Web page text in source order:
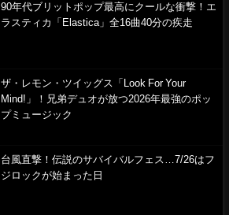
90年代ブリットポップ最高にクールな衝撃！エ
ラスティカ「Elastica」全16曲40分の疾走
ザ・レモン・ツイッグス「Look For Your
Mind!」！兄弟デュオが放つ2026年最強のポッ
プミュージック
台風直撃！伝説のサバイバルフェス…7/26はフ
ジロックが始まった日